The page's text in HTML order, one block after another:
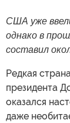
США уже
однако в
составил
Редкая
президента
оказался
даже